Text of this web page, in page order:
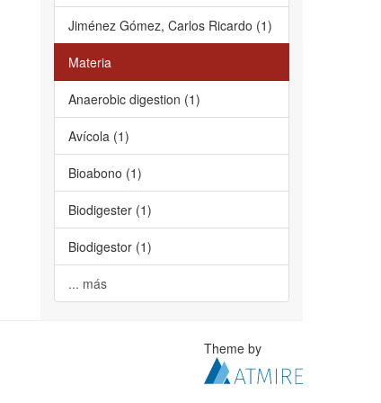
Jiménez Gómez, Carlos Ricardo (1)
Materia
Anaerobic digestion (1)
Avícola (1)
Bioabono (1)
Biodigester (1)
Biodigestor (1)
... más
Theme by